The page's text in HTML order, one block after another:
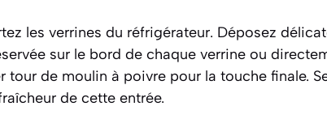
les verrines du réfrigérateur. Déposez
sur le bord de chaque verrine ou
tour de moulin à poivre pour la touche finale.
de cette entrée.